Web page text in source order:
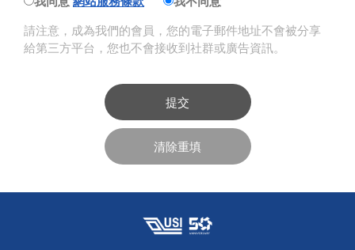
請注意，成為我們的會員，您的電子郵件地址不會被分享
給第三方平台，您也不會接收到社群或廣告資訊。
提交
清除重填